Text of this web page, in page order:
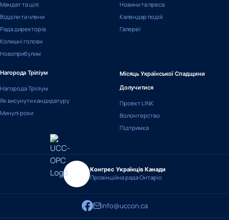
Мандат та цілі
Відділи та члени
Рада директорів
Колишні голови
Новоприбулим
Новини та преса
Календар подій
Галереї
Нагорода Тріліум
Нагорода Тріліум
Як висунути кандидатуру
Минулі роки
Місяць Української Спадщини
Долучитися
Проект LINK
Волонтерство
Підтримка
Конгрес Українців Канади
Провінційна рада Онтаріо
info@uccon.ca